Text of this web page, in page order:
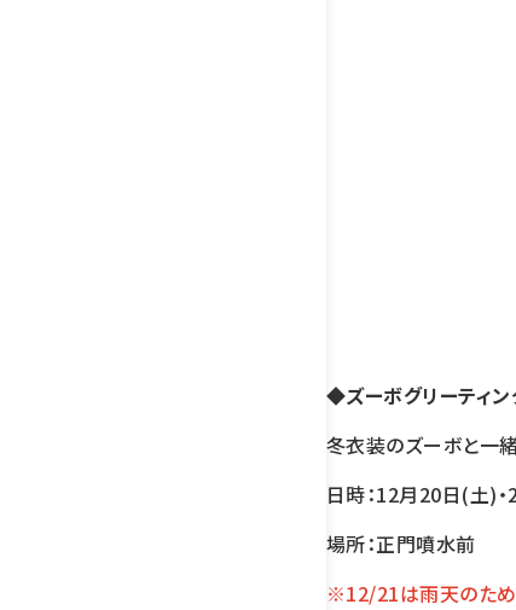
◆ズーボグリーティ
冬衣装のズーボと一緒
日時：12月20日(土)
場所：正門噴水前
※12/21は雨天のため